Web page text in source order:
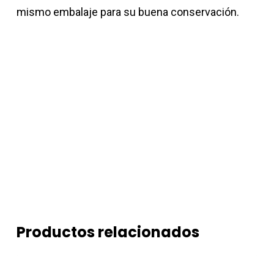
mismo embalaje para su buena conservación.
Productos relacionados